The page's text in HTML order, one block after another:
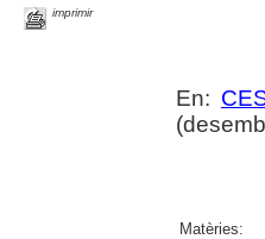
imprimir
En:
Matèries: